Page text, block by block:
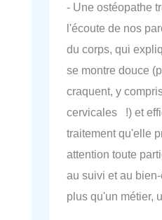
- Une ostéopathe
l'écoute de nos
du corps, qui
se montre douce
craquent, y
cervicales !) et
traitement qu'elle
attention toute
au suivi et au
plus qu'un métier,